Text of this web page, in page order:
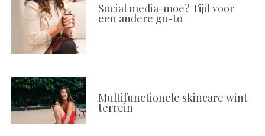
Social media-moe? Tijd voor
een andere go-to
Multifunctionele skincare wint
terrein